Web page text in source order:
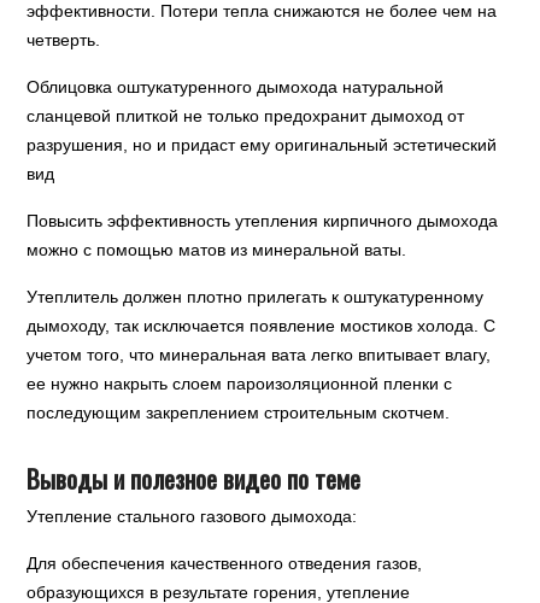
эффективности. Потери тепла снижаются не более чем на
четверть.
Облицовка оштукатуренного дымохода натуральной
сланцевой плиткой не только предохранит дымоход от
разрушения, но и придаст ему оригинальный эстетический
вид
Повысить эффективность утепления кирпичного дымохода
можно с помощью матов из минеральной ваты.
Утеплитель должен плотно прилегать к оштукатуренному
дымоходу, так исключается появление мостиков холода. С
учетом того, что минеральная вата легко впитывает влагу,
ее нужно накрыть слоем пароизоляционной пленки с
последующим закреплением строительным скотчем.
Выводы и полезное видео по теме
Утепление стального газового дымохода:
Для обеспечения качественного отведения газов,
образующихся в результате горения, утепление